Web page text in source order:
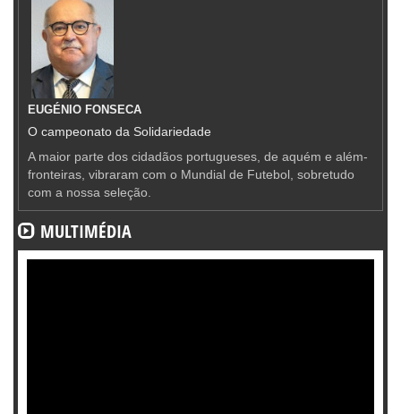
EUGÉNIO FONSECA
O campeonato da Solidariedade
A maior parte dos cidadãos portugueses, de aquém e além-
fronteiras, vibraram com o Mundial de Futebol, sobretudo
com a nossa seleção.
MULTIMÉDIA